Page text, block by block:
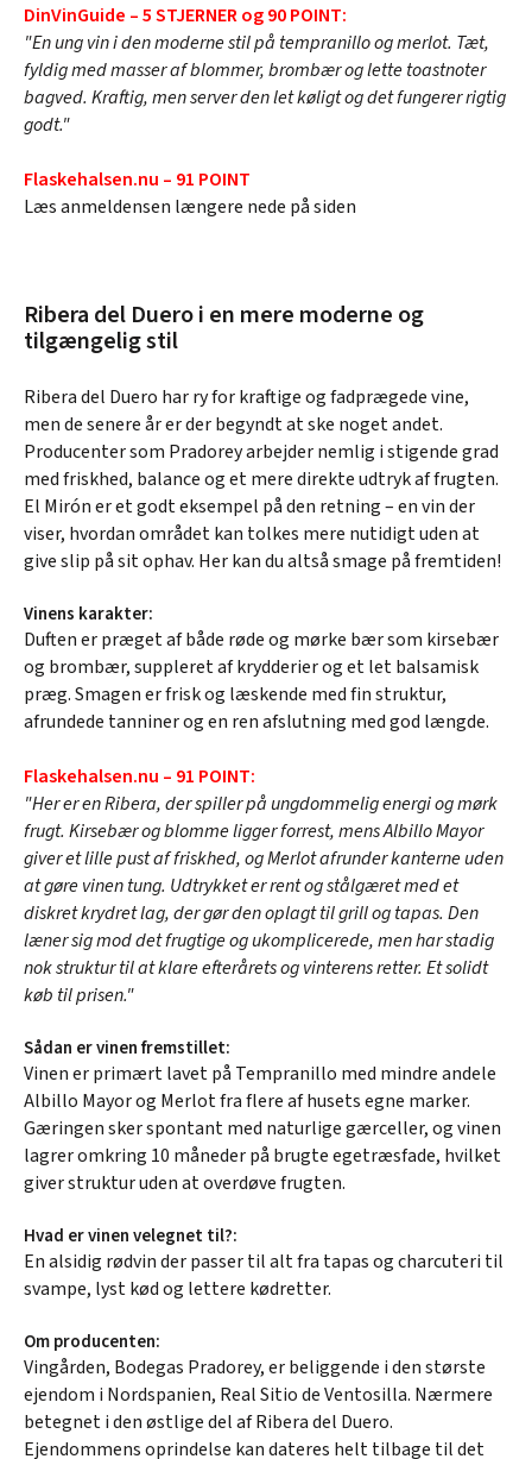
DinVinGuide – 5 STJERNER og 90 POINT:
"En ung vin i den moderne stil på tempranillo og merlot. Tæt,
fyldig med masser af blommer, brombær og lette toastnoter
bagved. Kraftig, men server den let køligt og det fungerer rigtig
godt."
Flaskehalsen.nu – 91 POINT
Læs anmeldensen længere nede på siden
Ribera del Duero i en mere moderne og
tilgængelig stil
Ribera del Duero har ry for kraftige og fadprægede vine,
men de senere år er der begyndt at ske noget andet.
Producenter som Pradorey arbejder nemlig i stigende grad
med friskhed, balance og et mere direkte udtryk af frugten.
El Mirón er et godt eksempel på den retning – en vin der
viser, hvordan området kan tolkes mere nutidigt uden at
give slip på sit ophav. Her kan du altså smage på fremtiden!
Vinens karakter:
Duften er præget af både røde og mørke bær som kirsebær
og brombær, suppleret af krydderier og et let balsamisk
præg. Smagen er frisk og læskende med fin struktur,
afrundede tanniner og en ren afslutning med god længde.
Flaskehalsen.nu – 91 POINT:
"Her er en Ribera, der spiller på ungdommelig energi og mørk
frugt. Kirsebær og blomme ligger forrest, mens Albillo Mayor
giver et lille pust af friskhed, og Merlot afrunder kanterne uden
at gøre vinen tung. Udtrykket er rent og stålgæret med et
diskret krydret lag, der gør den oplagt til grill og tapas. Den
læner sig mod det frugtige og ukomplicerede, men har stadig
nok struktur til at klare efterårets og vinterens retter. Et solidt
køb til prisen."
Sådan er vinen fremstillet:
Vinen er primært lavet på Tempranillo med mindre andele
Albillo Mayor og Merlot fra flere af husets egne marker.
Gæringen sker spontant med naturlige gærceller, og vinen
lagrer omkring 10 måneder på brugte egetræsfade, hvilket
giver struktur uden at overdøve frugten.
Hvad er vinen velegnet til?:
En alsidig rødvin der passer til alt fra tapas og charcuteri til
svampe, lyst kød og lettere kødretter.
Om producenten:
Vingården, Bodegas Pradorey, er beliggende i den største
ejendom i Nordspanien, Real Sitio de Ventosilla. Nærmere
betegnet i den østlige del af Ribera del Duero.
Ejendommens oprindelse kan dateres helt tilbage til det